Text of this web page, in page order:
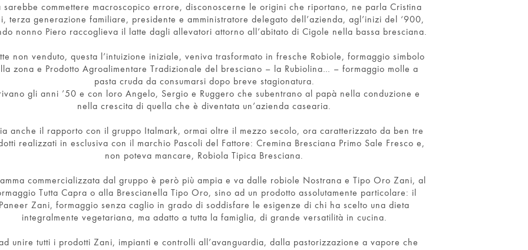
sarebbe commettere macroscopico errore, disconoscerne le origini che riportano, ne parla Cristina
terza generazione familiare, presidente e amministratore delegato dell’azienda, agl’inizi del ‘900,
nonno Piero raccoglieva il latte dagli allevatori attorno all’abitato di Cigole nella bassa bresciana.
non venduto, questa l’intuizione iniziale, veniva trasformato in fresche Robiole, formaggio simbolo
zona e Prodotto Agroalimentare Tradizionale del bresciano – la Rubiolina… – formaggio molle a
pasta cruda da consumarsi dopo breve stagionatura.
gli anni ’50 e con loro Angelo, Sergio e Ruggero che subentrano al papà nella conduzione e
nella crescita di quella che è diventata un’azienda casearia.
anche il rapporto con il gruppo Italmark, ormai oltre il mezzo secolo, ora caratterizzato da ben tre
realizzati in esclusiva con il marchio Pascoli del Fattore: Cremina Bresciana Primo Sale Fresco e,
non poteva mancare, Robiola Tipica Bresciana.
commercializzata dal gruppo è però più ampia e va dalle robiole Nostrana e Tipo Oro Zani, al
Tutta Capra o alla Brescianella Tipo Oro, sino ad un prodotto assolutamente particolare: il
Zani, formaggio senza caglio in grado di soddisfare le esigenze di chi ha scelto una dieta
integralmente vegetariana, ma adatto a tutta la famiglia, di grande versatilità in cucina.
unire tutti i prodotti Zani, impianti e controlli all’avanguardia, dalla pastorizzazione a vapore che